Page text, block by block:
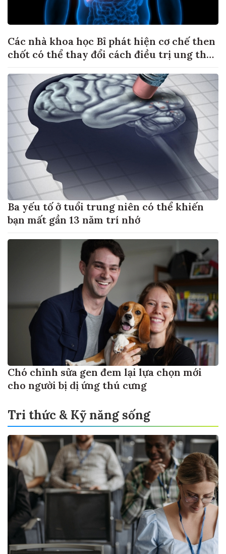
Các nhà khoa học Bỉ phát hiện cơ chế then
chốt có thể thay đổi cách điều trị ung thư
Ba yếu tố ở tuổi trung niên có thể khiến
bạn mất gần 13 năm trí nhớ
Chó chỉnh sửa gen đem lại lựa chọn mới
cho người bị dị ứng thú cưng
Tri thức & Kỹ năng sống